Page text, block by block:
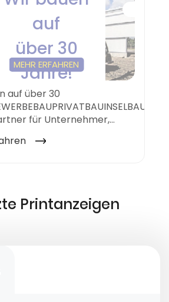
Printanzeigen